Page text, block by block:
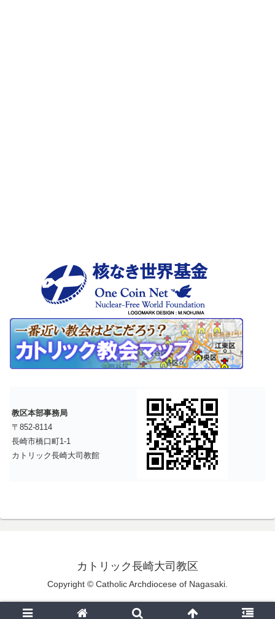
教区本部事務局
〒852-8114
長崎市橋口町1-1
カトリック長崎大司教館
カトリック長崎大司教区
Copyright © Catholic Archdiocese of Nagasaki.